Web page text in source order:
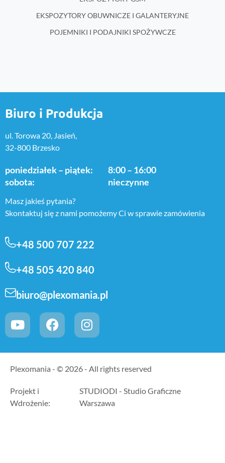
EKSPOZYTORY OBUWNICZE I GALANTERYJNE
POJEMNIKI I PODAJNIKI SPOŻYWCZE
Biuro i Produkcja
ul. Torowa 20, Jasień,
32-800 Brzesko
poniedziałek – piątek:
sobota:
8:00 – 16:00
nieczynne
Masz jakieś pytania?
Skontaktuj się z nami pomożemy Ci w sprawie zamówienia
+48 500 707 222
+48 505 420 840
biuro@plexomania.pl
Plexomania - © 2026 - All rights reserved
Projekt i
Wdrożenie:
STUDIODI - Studio Graficzne
Warszawa